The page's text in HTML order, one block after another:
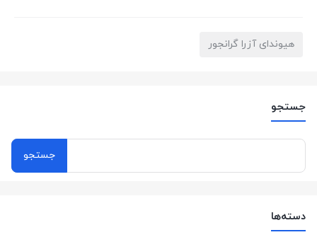
جستجو
برای:
دسته‌ها
هیوندای آزرا گرانجور